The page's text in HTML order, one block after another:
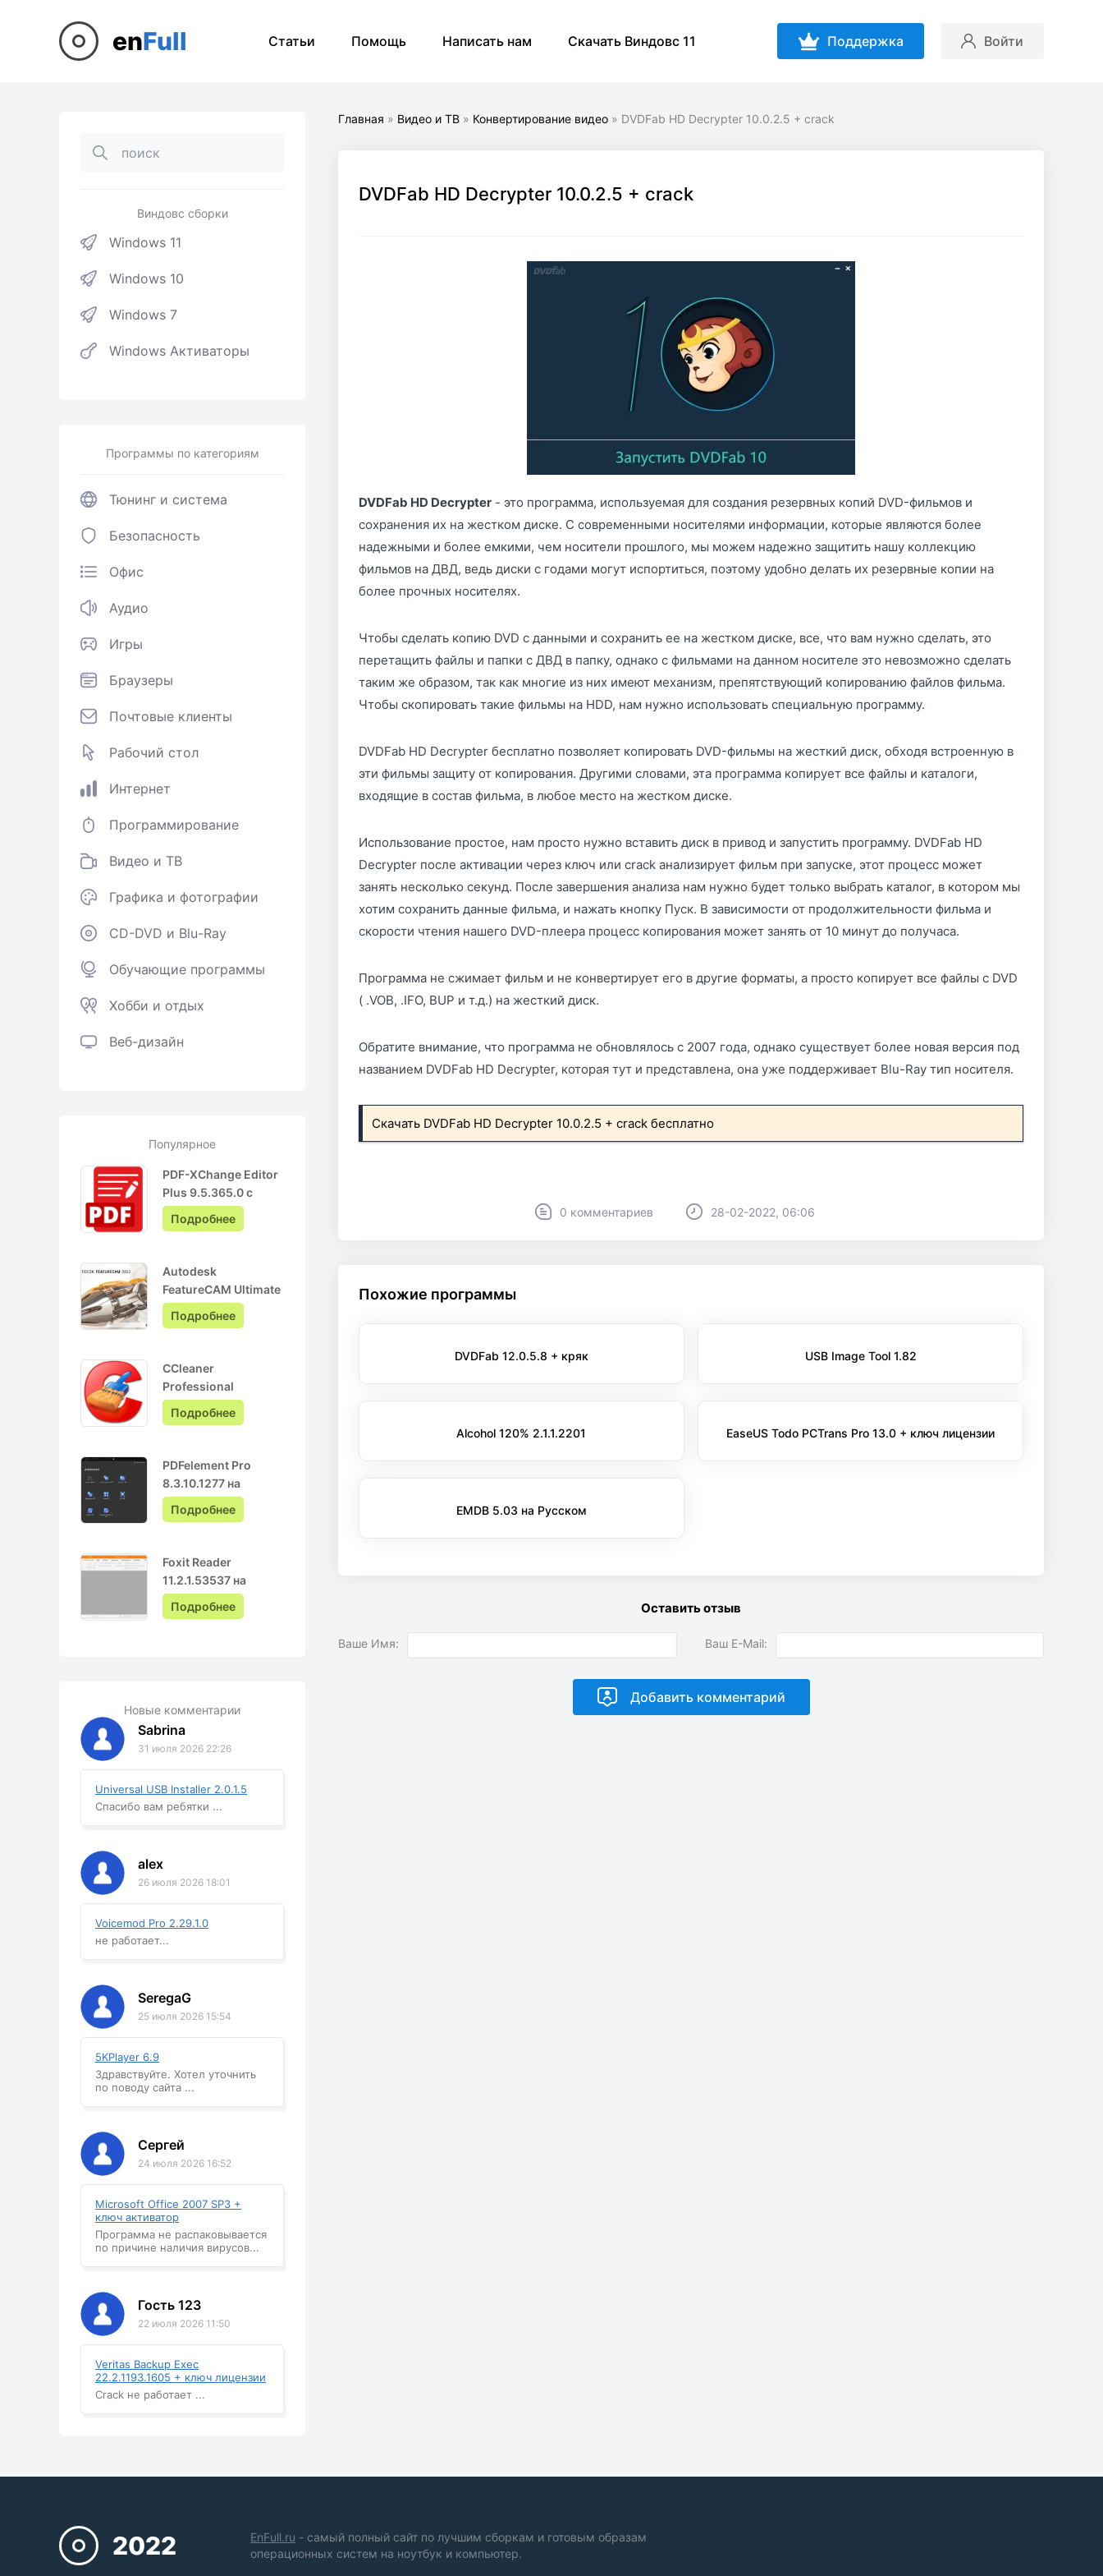
enFull Статьи Помощь Написать нам Скачать Виндовс 11 Поддержка Войти
Виндовс сборки
Windows 11
Windows 10
Windows 7
Windows Активаторы
Программы по категориям
Тюнинг и система
Безопасность
Офис
Аудио
Игры
Браузеры
Почтовые клиенты
Рабочий стол
Интернет
Программирование
Видео и ТВ
Графика и фотографии
CD-DVD и Blu-Ray
Обучающие программы
Хобби и отдых
Веб-дизайн
Популярное
PDF-XChange Editor
Plus 9.5.365.0 с
ключом лицензии +
Pro на Русском
Подробнее
Autodesk
FeatureCAM Ultimate
2022.0.3 + crack
Подробнее
CCleaner
Professional
6.05.10110 + ключ
активации + Repack
Подробнее
PDFelement Pro
8.3.10.1277 на
Русском с ключом
Подробнее
Foxit Reader
11.2.1.53537 на
Русском
Подробнее
Новые комментарии
Sabrina
31 июля 2026 22:26
Universal USB Installer 2.0.1.5
Спасибо вам ребятки ...
alex
26 июля 2026 18:01
Voicemod Pro 2.29.1.0
не работает...
SeregaG
25 июля 2026 15:54
5KPlayer 6.9
Здравствуйте. Хотел уточнить
по поводу сайта ...
Сергей
24 июля 2026 16:52
Microsoft Office 2007 SP3 +
ключ активатор
Программа не распаковывается
по причине наличия вирусов...
Гость 123
22 июля 2026 11:50
Veritas Backup Exec
22.2.1193.1605 + ключ лицензии
Crack не работает ...
Главная » Видео и ТВ » Конвертирование видео » DVDFab HD Decrypter 10.0.2.5 + crack
DVDFab HD Decrypter 10.0.2.5 + crack
DVDFab HD Decrypter - это программа, используемая для создания резервных копий DVD-фильмов и
сохранения их на жестком диске. С современными носителями информации, которые являются более
надежными и более емкими, чем носители прошлого, мы можем надежно защитить нашу коллекцию
фильмов на ДВД, ведь диски с годами могут испортиться, поэтому удобно делать их резервные копии на
более прочных носителях.
Чтобы сделать копию DVD с данными и сохранить ее на жестком диске, все, что вам нужно сделать, это
перетащить файлы и папки с ДВД в папку, однако с фильмами на данном носителе это невозможно сделать
таким же образом, так как многие из них имеют механизм, препятствующий копированию файлов фильма.
Чтобы скопировать такие фильмы на HDD, нам нужно использовать специальную программу.
DVDFab HD Decrypter бесплатно позволяет копировать DVD-фильмы на жесткий диск, обходя встроенную в
эти фильмы защиту от копирования. Другими словами, эта программа копирует все файлы и каталоги,
входящие в состав фильма, в любое место на жестком диске.
Использование простое, нам просто нужно вставить диск в привод и запустить программу. DVDFab HD
Decrypter после активации через ключ или crack анализирует фильм при запуске, этот процесс может
занять несколько секунд. После завершения анализа нам нужно будет только выбрать каталог, в котором мы
хотим сохранить данные фильма, и нажать кнопку Пуск. В зависимости от продолжительности фильма и
скорости чтения нашего DVD-плеера процесс копирования может занять от 10 минут до получаса.
Программа не сжимает фильм и не конвертирует его в другие форматы, а просто копирует все файлы с DVD
( .VOB, .IFO, BUP и т.д.) на жесткий диск.
Обратите внимание, что программа не обновлялось с 2007 года, однако существует более новая версия под
названием DVDFab HD Decrypter, которая тут и представлена, она уже поддерживает Blu-Ray тип носителя.
Скачать DVDFab HD Decrypter 10.0.2.5 + crack бесплатно
0 комментариев 28-02-2022, 06:06
Похожие программы
DVDFab 12.0.5.8 + кряк USB Image Tool 1.82
Alcohol 120% 2.1.1.2201 EaseUS Todo PCTrans Pro 13.0 + ключ лицензии
EMDB 5.03 на Русском
Оставить отзыв
Ваше Имя: Ваш E-Mail:
2022 EnFull.ru - самый полный сайт по лучшим сборкам и готовым образам
операционных систем на ноутбук и компьютер.